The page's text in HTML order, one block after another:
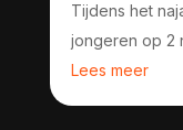
Tijdens het
jongeren op 2
Lees meer